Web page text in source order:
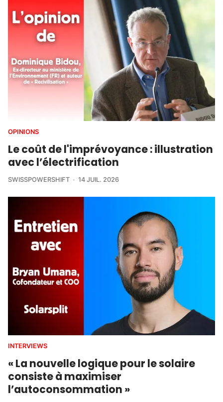
OPINIONS
Le coût de l'imprévoyance : illustration
avec l’électrification
SWISSPOWERSHIFT 14 JUIL. 2026
INTERVIEWS
« La nouvelle logique pour le solaire
consiste à maximiser
l’autoconsommation »